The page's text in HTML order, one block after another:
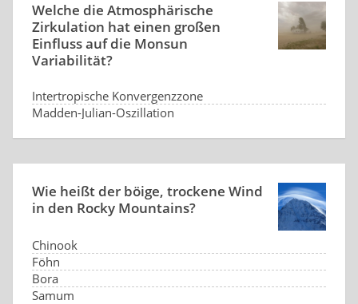
Welche die Atmosphärische
Zirkulation hat einen großen
Einfluss auf die Monsun
Variabilität?
Intertropische Konvergenzzone
Madden-Julian-Oszillation
Wie heißt der böige, trockene Wind
in den Rocky Mountains?
Chinook
Föhn
Bora
Samum